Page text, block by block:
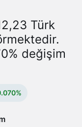
Türk
değişim